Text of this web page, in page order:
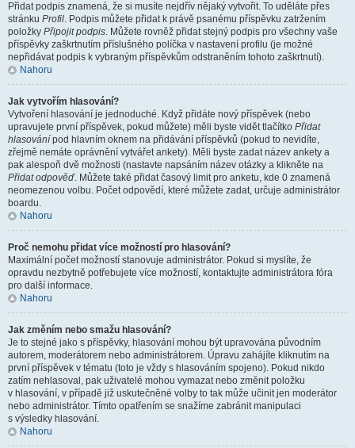
Přidat podpis znamená, že si musíte nejdřív nějaký vytvořit. To uděláte přes
stránku Profil. Podpis můžete přidat k právě psanému příspěvku zatržením
položky Připojit podpis. Můžete rovněž přidat stejný podpis pro všechny vaše
příspěvky zaškrtnutím příslušného políčka v nastavení profilu (je možné
nepřidávat podpis k vybraným příspěvkům odstraněním tohoto zaškrtnutí).
Nahoru
Jak vytvořím hlasování?
Vytvoření hlasování je jednoduché. Když přidáte nový příspěvek (nebo
upravujete první příspěvek, pokud můžete) měli byste vidět tlačítko Přidat
hlasování pod hlavním oknem na přidávání příspěvků (pokud to nevidíte,
zřejmě nemáte oprávnění vytvářet ankety). Měli byste zadat název ankety a
pak alespoň dvě možnosti (nastavte napsáním název otázky a klikněte na
Přidat odpověď. Můžete také přidat časový limit pro anketu, kde 0 znamená
neomezenou volbu. Počet odpovědí, které můžete zadat, určuje administrátor
boardu.
Nahoru
Proč nemohu přidat více možností pro hlasování?
Maximální počet možností stanovuje administrátor. Pokud si myslíte, že
opravdu nezbytně potřebujete více možností, kontaktujte administrátora fóra
pro další informace.
Nahoru
Jak změním nebo smažu hlasování?
Je to stejné jako s příspěvky, hlasování mohou být upravována původním
autorem, moderátorem nebo administrátorem. Úpravu zahájíte kliknutím na
první příspěvek v tématu (toto je vždy s hlasováním spojeno). Pokud nikdo
zatím nehlasoval, pak uživatelé mohou vymazat nebo změnit položku
v hlasování, v případě již uskutečněné volby to tak může učinit jen moderátor
nebo administrátor. Tímto opatřením se snažíme zabránit manipulaci
s výsledky hlasování.
Nahoru